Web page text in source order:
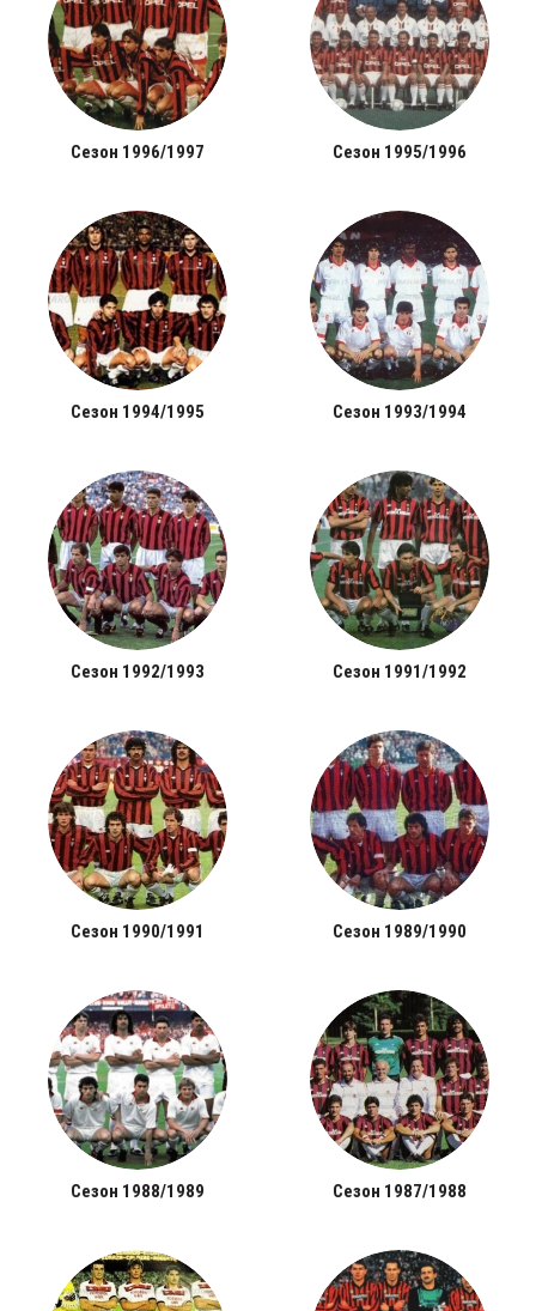
Сезон 1996/1997 Сезон 1995/1996
Сезон 1994/1995 Сезон 1993/1994
Сезон 1992/1993 Сезон 1991/1992
Сезон 1990/1991 Сезон 1989/1990
Сезон 1988/1989 Сезон 1987/1988